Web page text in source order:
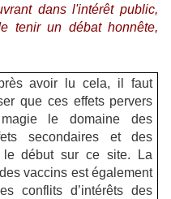
dans l'intérêt public,
tenir un débat honnête,
avoir lu cela, il faut
que ces effets pervers
le domaine des
secondaires et des
le début sur ce site.
La
vaccins est également
conflits d’intérêts des